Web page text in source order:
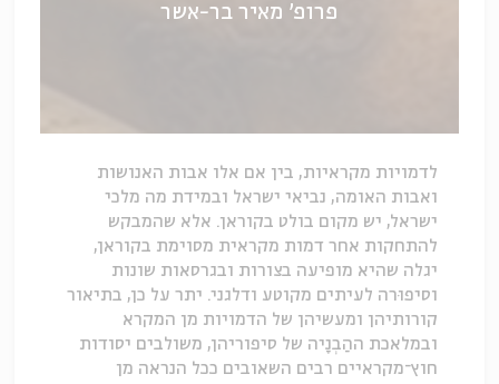
פרופ' מאיר בר-אשר
לדמויות מקראיות, בין אם אלו אבות האנושות
ואבות האומה, נביאי ישראל ובמידת מה מלכי
ישראל, יש מקום בולט בקוראן. אלא שהמבקש
להתחקות אחר דמות מקראית מסוימת בקוראן,
יגלה שהיא מופיעה בצורות ובגרסאות שונות
וסיפוּרה לעיתים מקוטע ודלגני. יתר על כן, בתיאור
קורותיהן ומעשיהן של הדמויות מן המקרא
ובמלאכת ההַבְנָיה של סיפוריהן, משולבים יסודות
חוץ־מקראיים רבים השאובים ככל הנראה מן